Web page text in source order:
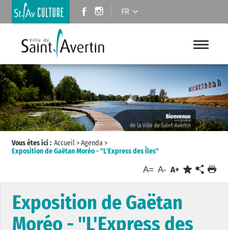
FR
Vous êtes ici : Accueil>Agenda>
Exposition de Gaëtan Moréo - "L'Express des Îles"
A= A- A+
Exposition de Gaëtan
Moréo - "L'Express des